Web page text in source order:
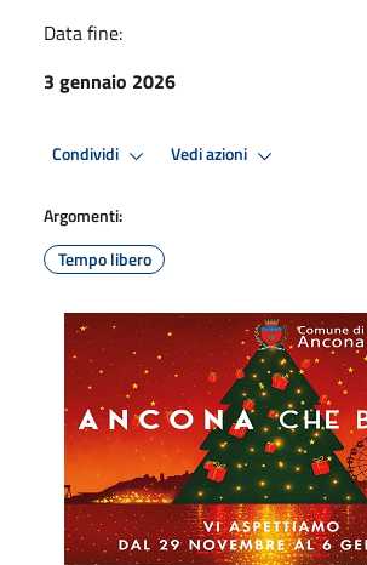
Data fine:
3 gennaio 2026
Condividi Vedi azioni
Argomenti:
Tempo libero